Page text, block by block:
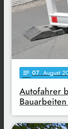
notes 07. August
Autofahrer